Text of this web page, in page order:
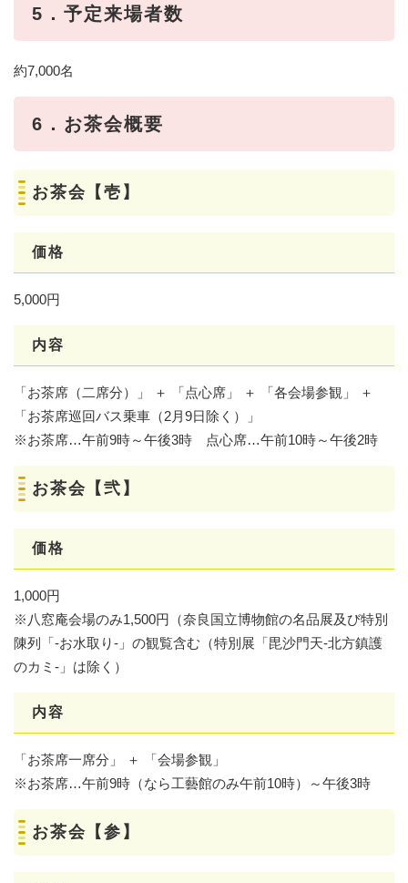
5．予定来場者数
約7,000名
6．お茶会概要
お茶会【壱】
価格
5,000円
内容
「お茶席（二席分）」 ＋ 「点心席」 ＋ 「各会場参観」 ＋
「お茶席巡回バス乗車（2月9日除く）」
※お茶席…午前9時～午後3時 点心席…午前10時～午後2時
お茶会【弐】
価格
1,000円
※八窓庵会場のみ1,500円（奈良国立博物館の名品展及び特別
陳列「-お水取り-」の観覧含む（特別展「毘沙門天-北方鎮護
のカミ-」は除く）
内容
「お茶席一席分」 ＋ 「会場参観」
※お茶席…午前9時（なら工藝館のみ午前10時）～午後3時
お茶会【参】